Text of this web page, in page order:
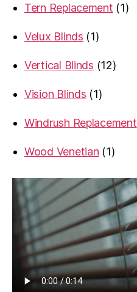
Tern Replacement
11
Velux Blinds
11
Vertical Blinds
1212
Vision Blinds
11
Windrush Replacement
Wood Venetian
11